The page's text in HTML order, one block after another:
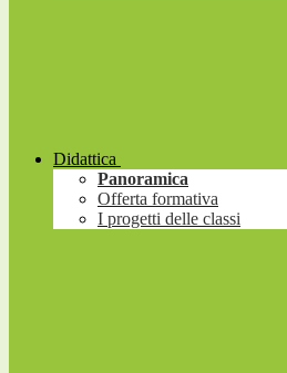
Didattica
Panoramica
Offerta formativa
I progetti delle classi